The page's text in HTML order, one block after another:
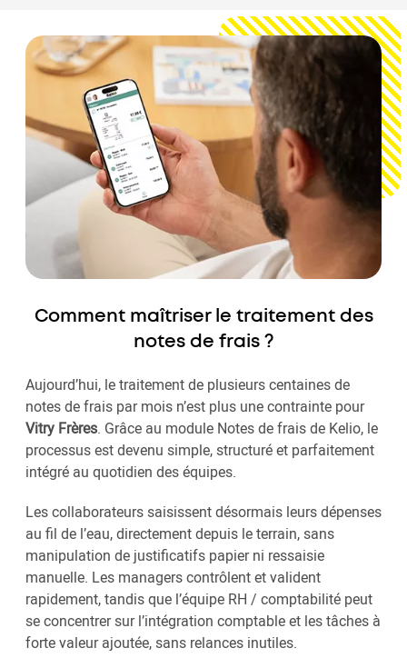
Comment maîtriser le traitement des
notes de frais ?
Aujourd’hui, le traitement de plusieurs centaines de
notes de frais par mois n’est plus une contrainte pour
Vitry Frères. Grâce au module Notes de frais de Kelio, le
processus est devenu simple, structuré et parfaitement
intégré au quotidien des équipes.
Les collaborateurs saisissent désormais leurs dépenses
au fil de l’eau, directement depuis le terrain, sans
manipulation de justificatifs papier ni ressaisie
manuelle. Les managers contrôlent et valident
rapidement, tandis que l’équipe RH / comptabilité peut
se concentrer sur l’intégration comptable et les tâches à
forte valeur ajoutée, sans relances inutiles.